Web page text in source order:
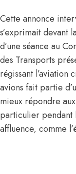
Cette annonce
s’exprimait devant
d’une séance au
des Transports
régissant l’aviation
avions fait partie
mieux répondre
particulier pendant
affluence, comme